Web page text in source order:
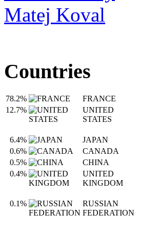
Countries
78.2%
FRANCE
12.7%
UNITED
STATES
6.4%
JAPAN
0.6%
CANADA
0.5%
CHINA
0.4%
UNITED
KINGDOM
0.1%
RUSSIAN
FEDERATION